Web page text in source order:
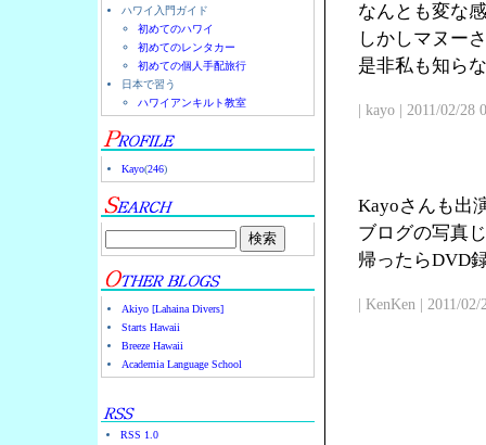
ハワイ入門ガイド
初めてのハワイ
初めてのレンタカー
初めての個人手配旅行
日本で習う
ハワイアンキルト教室
Kayo(246)
Akiyo [Lahaina Divers]
Starts Hawaii
Breeze Hawaii
Academia Language School
RSS 1.0
なんとも変な
しかしマヌー
是非私も知ら
| kayo | 2011/02/28
Kayoさんも出
ブログの写真
帰ったらDVD
| KenKen | 2011/